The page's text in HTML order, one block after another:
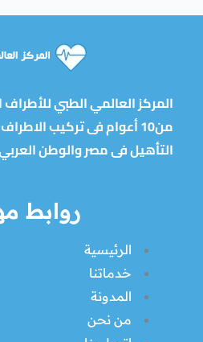
المركز العالمي الطبي للأطراف
من10 أعوام فى تركيب
التأهيل فى مصر والوطن
روابط
الرئيسية
خدماتنا
المدونة
من نحن